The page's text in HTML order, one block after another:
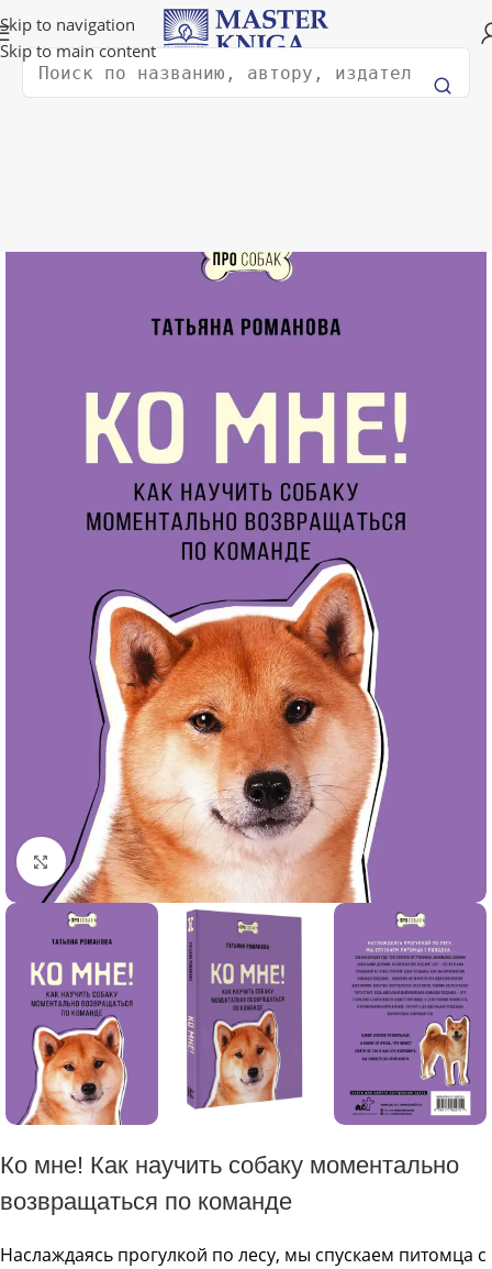
Skip to navigation
Skip to main content
Доставка в любую страну мира!
Поиск
Click to enlarge
Ко мне! Как научить собаку моментально
возвращаться по команде
Наслаждаясь прогулкой по лесу, мы спускаем питомца с